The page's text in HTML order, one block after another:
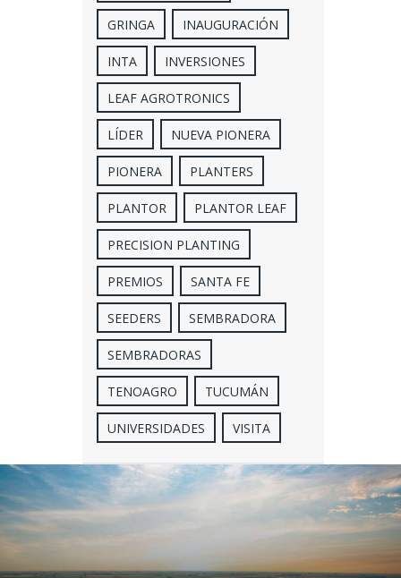
GRINGA INAUGURACIÓN
INTA INVERSIONES
LEAF AGROTRONICS
LÍDER NUEVA PIONERA
PIONERA PLANTERS
PLANTOR PLANTOR LEAF
PRECISION PLANTING
PREMIOS SANTA FE
SEEDERS SEMBRADORA
SEMBRADORAS
TENOAGRO TUCUMÁN
UNIVERSIDADES VISITA